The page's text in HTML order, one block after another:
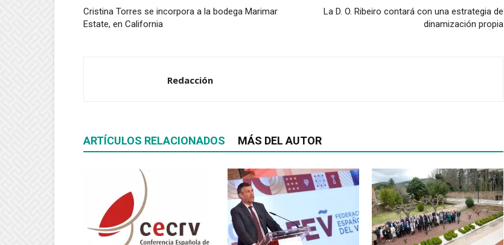
Cristina Torres se incorpora a la bodega Marimar
Estate, en California
La D. O. Ribeiro contará con una estrategia de
dinamización propia
Redacción
ARTÍCULOS RELACIONADOS MÁS DEL AUTOR